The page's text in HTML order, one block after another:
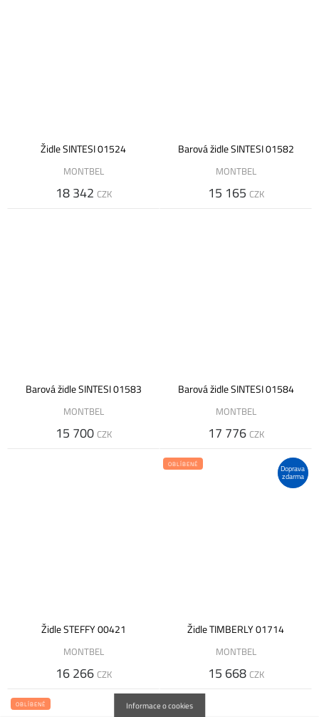
Židle SINTESI 01524
MONTBEL
18 342 CZK
Barová židle SINTESI 01582
MONTBEL
15 165 CZK
Barová židle SINTESI 01583
MONTBEL
15 700 CZK
Barová židle SINTESI 01584
MONTBEL
17 776 CZK
Židle STEFFY 00421
MONTBEL
16 266 CZK
Doprava
zdarma
OBLÍBENÉ
Židle TIMBERLY 01714
MONTBEL
15 668 CZK
OBLÍBENÉ